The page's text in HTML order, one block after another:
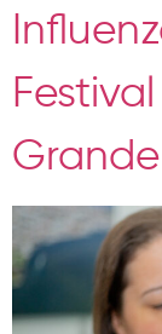
Grande